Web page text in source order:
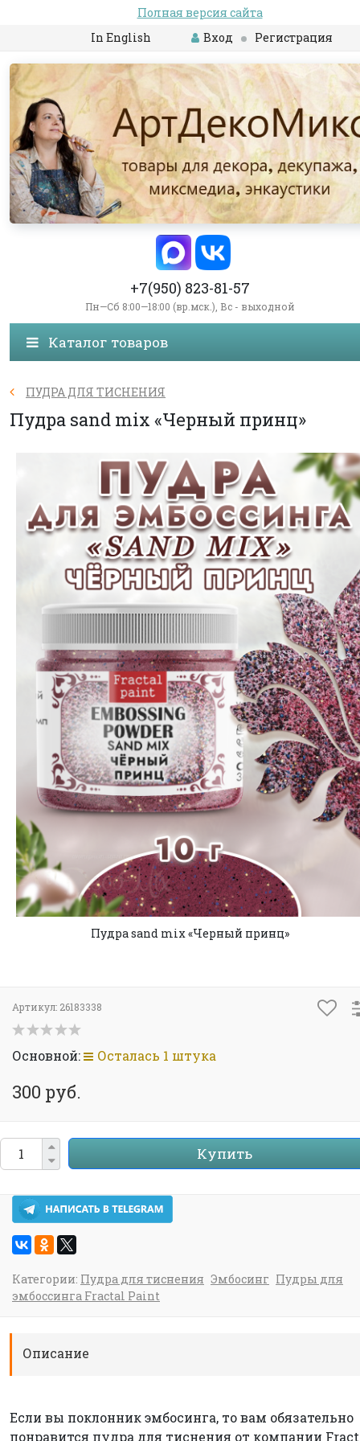
Полная версия сайта
In English
Вход Регистрация
+7(950) 823-81-57
Пн—Сб 8:00—18:00 (вр.мск.), Вс - выходной
Каталог товаров
ПУДРА ДЛЯ ТИСНЕНИЯ
Пудра sand mix «Черный принц»
Пудра sand mix «Черный принц»
Артикул: 26183338
Основной: Осталась 1 штука
300 руб.
Купить
Категории: Пудра для тиснения Эмбосинг Пудры для
эмбоссинга Fractal Paint
Описание
Если вы поклонник эмбосинга, то вам обязательно
понравится пудра для тиснения от компании